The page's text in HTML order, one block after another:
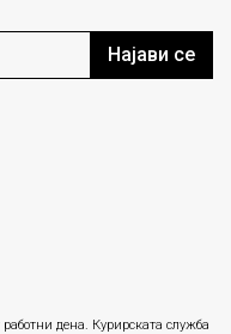
Најави се
дена. Курирската служба